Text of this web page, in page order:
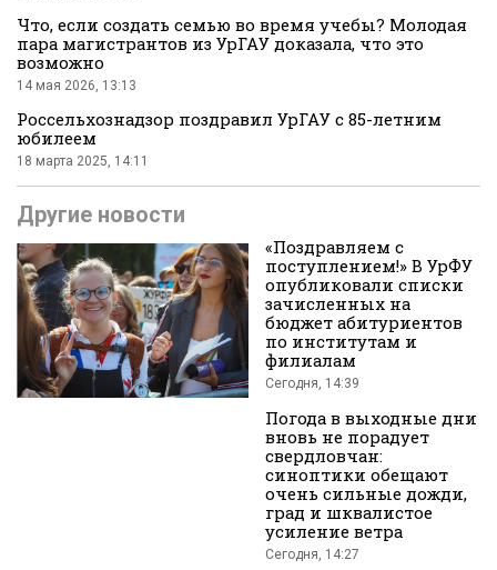
Что, если создать семью во время учебы? Молодая
пара магистрантов из УрГАУ доказала, что это
возможно
14 мая 2026, 13:13
Россельхознадзор поздравил УрГАУ с 85-летним
юбилеем
18 марта 2025, 14:11
Другие новости
«Поздравляем с
поступлением!» В УрФУ
опубликовали списки
зачисленных на
бюджет абитуриентов
по институтам и
филиалам
Сегодня, 14:39
Погода в выходные дни
вновь не порадует
свердловчан:
синоптики обещают
очень сильные дожди,
град и шквалистое
усиление ветра
Сегодня, 14:27